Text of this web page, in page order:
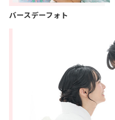
バースデーフォト